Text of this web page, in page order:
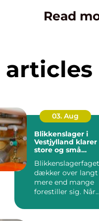
Read
articles
03. Aug
Blikkenslager i
Vestjylland klarer
store og små
Blikkenslagerfaget
dækker over langt
mere end mange
forestiller sig. Når